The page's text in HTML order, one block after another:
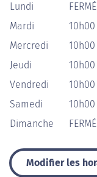
Lundi
FERMÉ
Mardi
Mercredi
Jeudi
Vendredi
Samedi
Dimanche
FERMÉ
Modifier les